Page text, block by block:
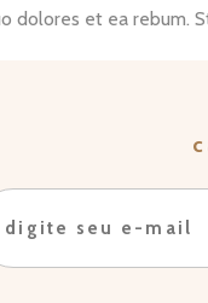
dolores et ea rebum.